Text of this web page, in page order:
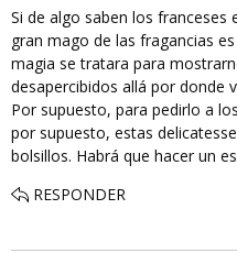
Si de algo saben los
gran mago de las fragancias
magia se tratara para
desapercibidos allá por donde
Por supuesto, para pedirlo a
por supuesto, estas
bolsillos. Habrá que hacer un
RESPONDER